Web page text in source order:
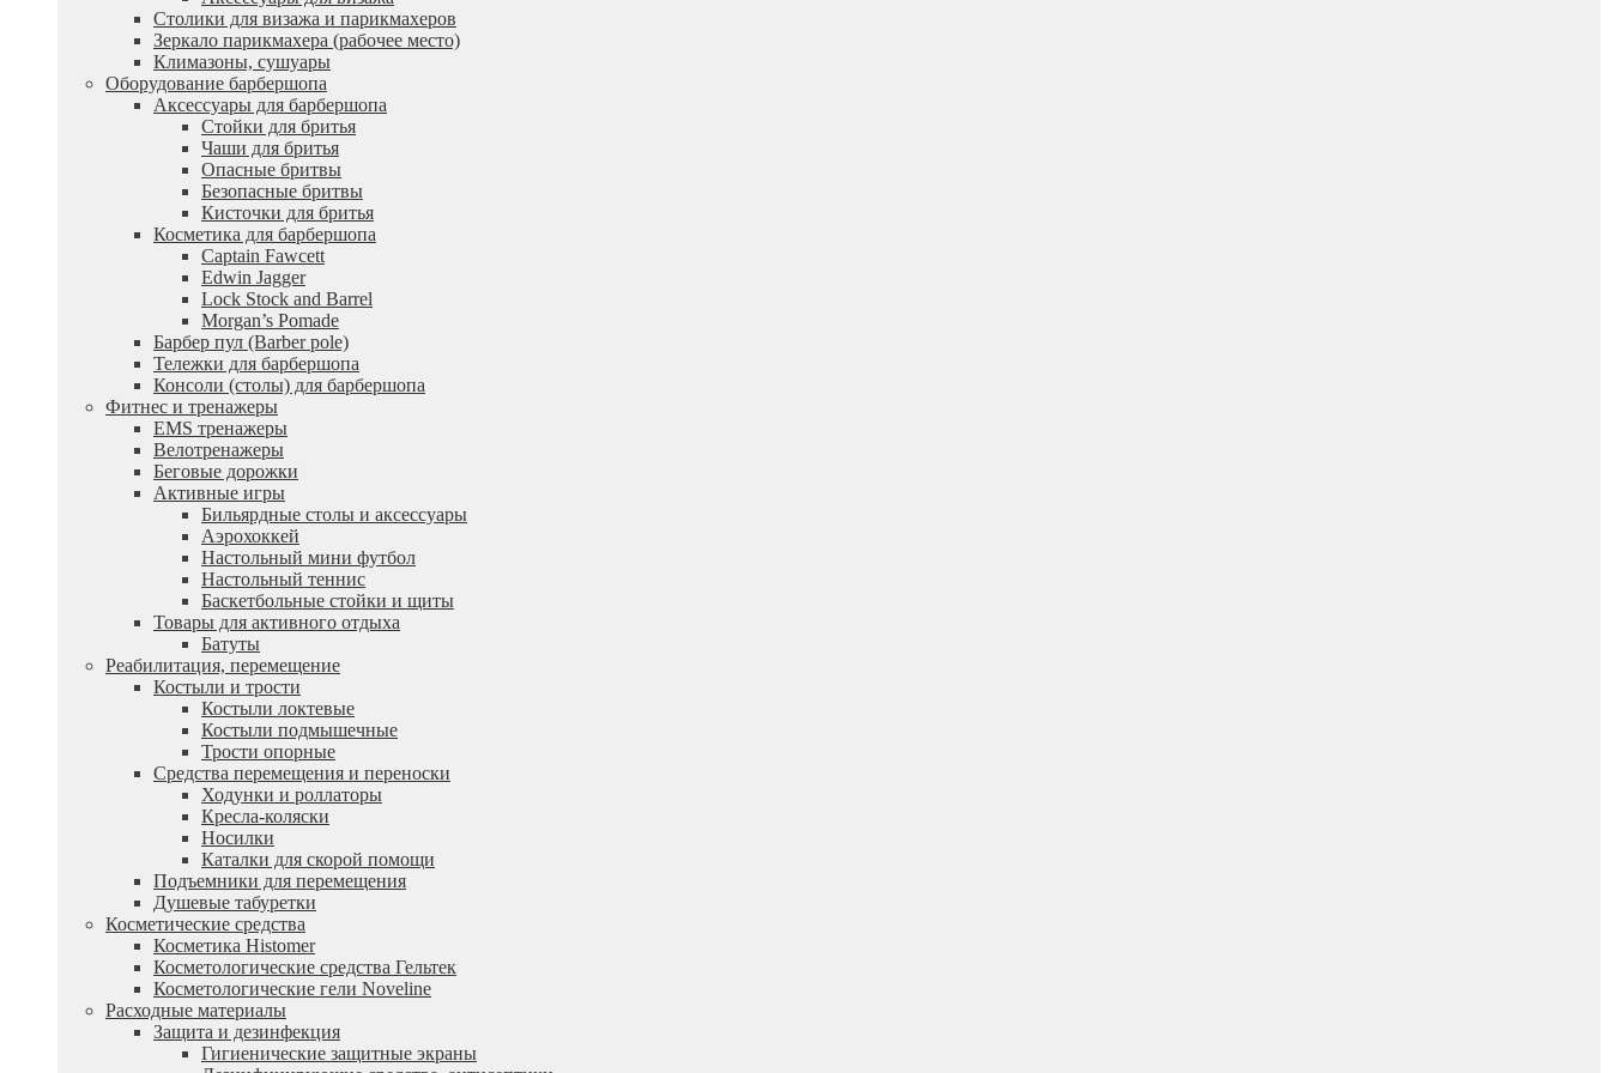
Столики для визажа и парикмахеров
Зеркало парикмахера (рабочее место)
Климазоны, сушуары
Оборудование барбершопа
Аксессуары для барбершопа
Стойки для бритья
Чаши для бритья
Опасные бритвы
Безопасные бритвы
Кисточки для бритья
Косметика для барбершопа
Captain Fawcett
Edwin Jagger
Lock Stock and Barrel
Morgan’s Pomade
Барбер пул (Barber pole)
Тележки для барбершопа
Консоли (столы) для барбершопа
Фитнес и тренажеры
EMS тренажеры
Велотренажеры
Беговые дорожки
Активные игры
Бильярдные столы и аксессуары
Аэрохоккей
Настольный мини футбол
Настольный теннис
Баскетбольные стойки и щиты
Товары для активного отдыха
Батуты
Реабилитация, перемещение
Костыли и трости
Костыли локтевые
Костыли подмышечные
Трости опорные
Средства перемещения и переноски
Ходунки и роллаторы
Кресла-коляски
Носилки
Каталки для скорой помощи
Подъемники для перемещения
Душевые табуретки
Косметические средства
Косметика Histomer
Косметологические средства Гельтек
Косметологические гели Noveline
Расходные материалы
Защита и дезинфекция
Гигиенические защитные экраны